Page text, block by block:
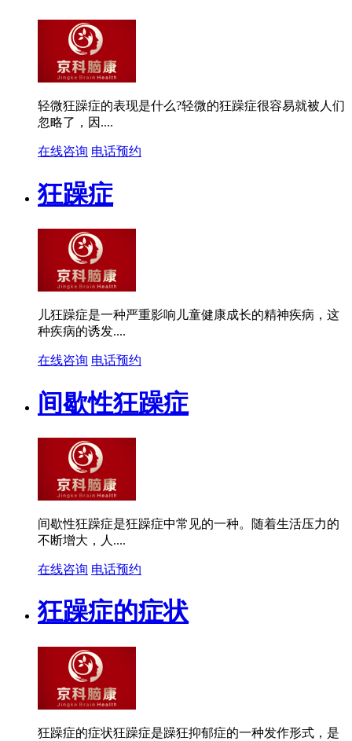
轻微狂躁症的表现是什么?轻微的狂躁症很容易就被人们
忽略了，因....
在线咨询 电话预约
狂躁症
儿狂躁症是一种严重影响儿童健康成长的精神疾病，这
种疾病的诱发....
在线咨询 电话预约
间歇性狂躁症
间歇性狂躁症是狂躁症中常见的一种。随着生活压力的
不断增大，人....
在线咨询 电话预约
狂躁症的症状
狂躁症的症状狂躁症是躁狂抑郁症的一种发作形式，是